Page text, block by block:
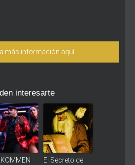
más información aquí
interesarte
El Secreto del